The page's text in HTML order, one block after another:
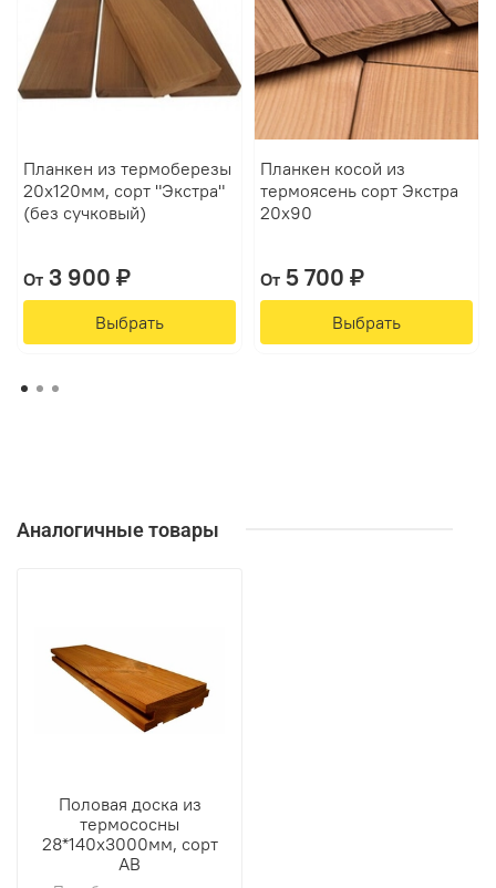
Планкен из термоберезы
20х120мм, сорт "Экстра"
(без сучковый)
От3 900 ₽
Выбрать
Планкен косой из
термоясень сорт Экстра
20х90
От5 700 ₽
Выбрать
Аналогичные товары
Половая доска из
термососны
28*140х3000мм, сорт
АВ